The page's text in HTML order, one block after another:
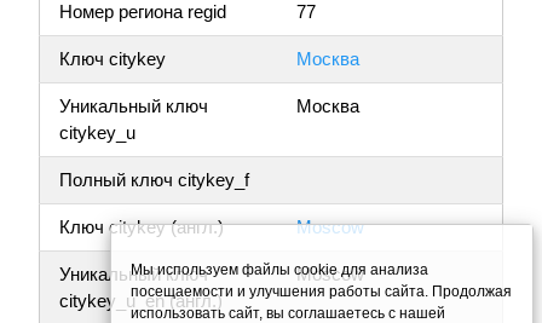
Номер региона regid
77
Ключ citykey Москва
Уникальный ключ
citykey_u
Москва
Полный ключ citykey_f
Ключ citykey (англ.) Moscow
Уникальный ключ
citykey_u_en (англ.)
Moscow
Мы используем файлы cookie для анализа
посещаемости и улучшения работы сайта. Продолжая
использовать сайт, вы соглашаетесь с нашей